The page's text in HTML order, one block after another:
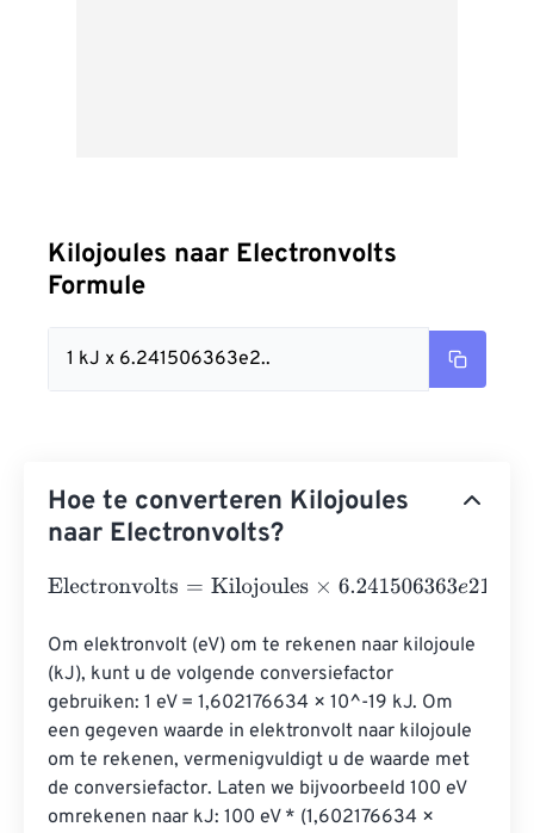
Kilojoules naar Electronvolts
Formule
1 kJ x 6.241506363e2..
Hoe te converteren Kilojoules
naar Electronvolts?
Electronvolts=Kilojoules×6.241506363e21
Om elektronvolt (eV) om te rekenen naar kilojoule
(kJ), kunt u de volgende conversiefactor
gebruiken: 1 eV = 1,602176634 × 10^-19 kJ. Om
een ​​gegeven waarde in elektronvolt naar kilojoule
om te rekenen, vermenigvuldigt u de waarde met
de conversiefactor. Laten we bijvoorbeeld 100 eV
omrekenen naar kJ: 100 eV * (1,602176634 ×